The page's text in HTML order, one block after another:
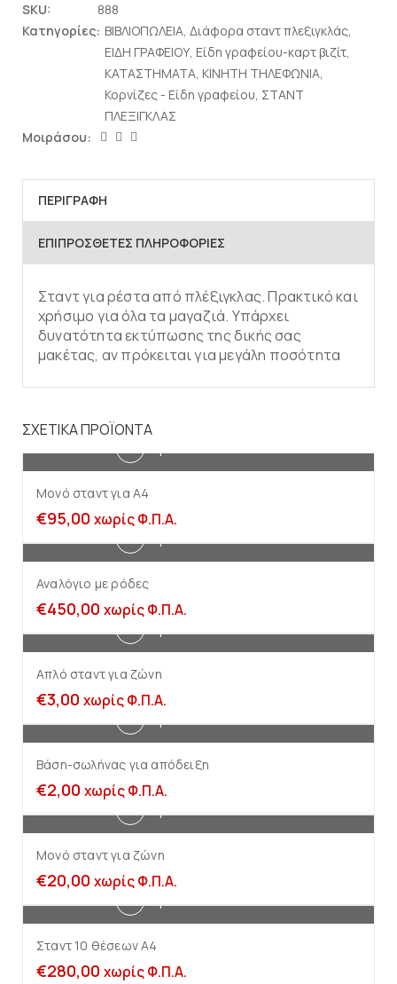
SKU:
888
Κατηγορίες: ΒΙΒΛΙΟΠΩΛΕΙΑ, Διάφορα σταντ πλεξιγκλάς,
ΕΙΔΗ ΓΡΑΦΕΙΟΥ, Είδη γραφείου-καρτ βιζίτ,
ΚΑΤΑΣΤΗΜΑΤΑ, ΚΙΝΗΤΗ ΤΗΛΕΦΩΝΙΑ,
Κορνίζες - Είδη γραφείου, ΣΤΑΝΤ
ΠΛΕΞΙΓΚΛΑΣ
Μοιράσου:
ΠΕΡΙΓΡΑΦΉ
ΕΠΙΠΡΌΣΘΕΤΕΣ ΠΛΗΡΟΦΟΡΊΕΣ
Σταντ για ρέστα από πλέξιγκλας. Πρακτικό και
χρήσιμο για όλα τα μαγαζιά. Υπάρχει
δυνατότητα εκτύπωσης της δικής σας
μακέτας, αν πρόκειται για μεγάλη ποσότητα
ΣΧΕΤΙΚΆ ΠΡΟΪΌΝΤΑ
Μονό σταντ για Α4
€95,00 χωρίς Φ.Π.Α.
Αναλόγιο με ρόδες
€450,00 χωρίς Φ.Π.Α.
Απλό σταντ για ζώνη
€3,00 χωρίς Φ.Π.Α.
Βάση-σωλήνας για απόδειξη
€2,00 χωρίς Φ.Π.Α.
Μονό σταντ για ζώνη
€20,00 χωρίς Φ.Π.Α.
Σταντ 10 θέσεων Α4
€280,00 χωρίς Φ.Π.Α.